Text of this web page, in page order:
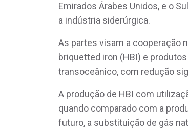
Emirados Árabes Unidos, e o
a indústria siderúrgica.
As partes visam a cooperação
briquetted iron (HBI) e
transoceânico, com redução
A produção de HBI com
quando comparado com a
futuro, a substituição de gás